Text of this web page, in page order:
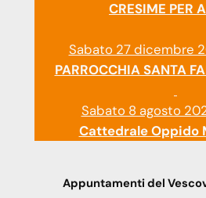
CRESIME PER
Sabato 27 dicembre
PARROCCHIA SANTA
Sabato 8 agosto
Cattedrale Oppido
Appuntamenti del